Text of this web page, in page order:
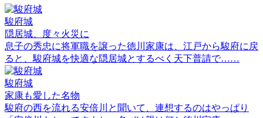
駿府城
隠居城、度々火災に
息子の秀忠に将軍職を譲った徳川家康は、江戸から駿府に戻
ると、駿府城を快適な隠居城とするべく天下普請で……
駿府城
家康も愛した名物
駿府の西を流れる安倍川と聞いて、連想するのはやっぱり